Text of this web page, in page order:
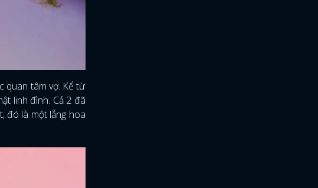
quan tâm vợ. Kể từ
linh đình. Cả 2 đã
đó là một lẵng hoa